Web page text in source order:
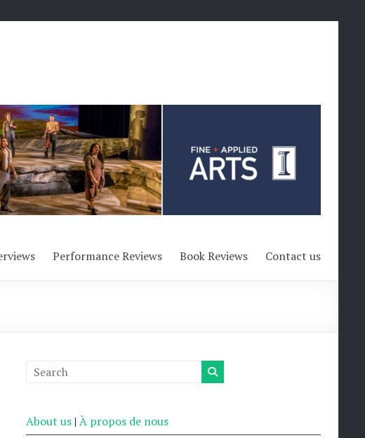
Performance Reviews Book Reviews Contact us
About us | À propos de nous